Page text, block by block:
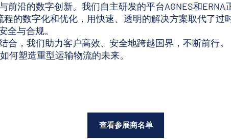
沿的数字创新。我们自主研发的平台AGNES和ERNA
程的数字化和优化，用快速、透明的解决方案取代了过
全与合规。
，我们助力客户高效、安全地跨越国界，不断前行。
何塑造重型运输物流的未来。
查看参展商名单